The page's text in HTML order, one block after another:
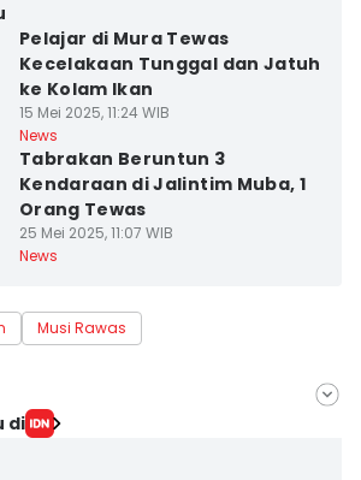
Pelajar di Mura Tewas
Kecelakaan Tunggal dan Jatuh
ke Kolam Ikan
15 Mei 2025, 11:24 WIB
News
Tabrakan Beruntun 3
Kendaraan di Jalintim Muba, 1
Orang Tewas
25 Mei 2025, 11:07 WIB
News
Musi Rawas
di